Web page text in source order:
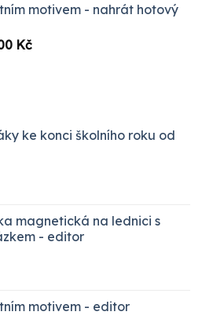
motivem - nahrát hotový
Kč.
KčAktuální
ke konci školního roku od
magnetická na lednici s
- editor
motivem - editor